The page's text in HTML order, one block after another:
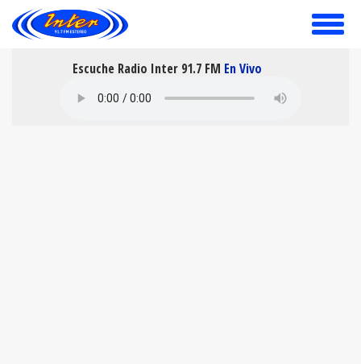
toggle
Escuche Radio Inter 91.7 FM En Vivo